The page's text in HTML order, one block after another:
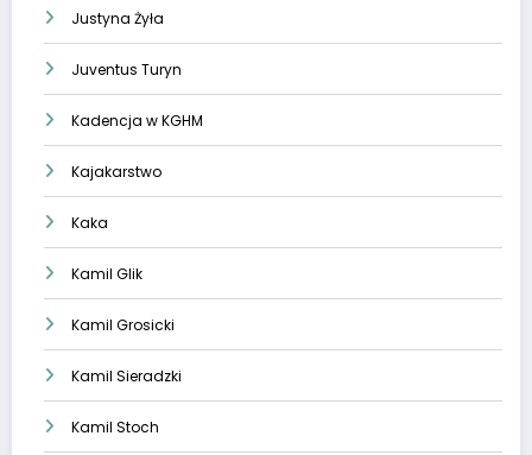
Justyna Żyła
Juventus Turyn
Kadencja w KGHM
Kajakarstwo
Kaka
Kamil Glik
Kamil Grosicki
Kamil Sieradzki
Kamil Stoch